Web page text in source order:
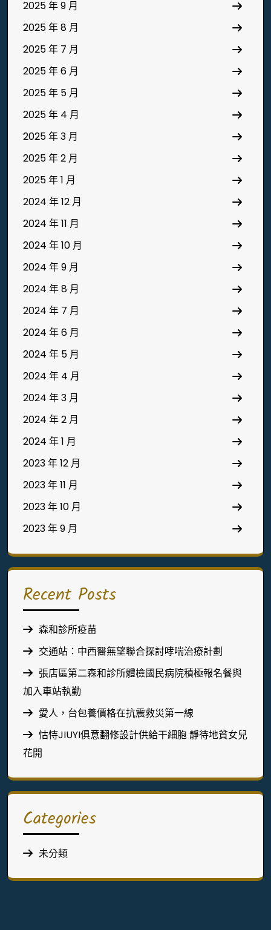
2025 年 9 月
2025 年 8 月
2025 年 7 月
2025 年 6 月
2025 年 5 月
2025 年 4 月
2025 年 3 月
2025 年 2 月
2025 年 1 月
2024 年 12 月
2024 年 11 月
2024 年 10 月
2024 年 9 月
2024 年 8 月
2024 年 7 月
2024 年 6 月
2024 年 5 月
2024 年 4 月
2024 年 3 月
2024 年 2 月
2024 年 1 月
2023 年 12 月
2023 年 11 月
2023 年 10 月
2023 年 9 月
Recent Posts
森和診所疫苗
交通站：中西醫無望聯合探討哮喘治療計劃
張店區第二森和診所體檢國民病院積極報名餐與
加入車站執勤
愛人，台包養價格在抗震救災第一線
怙恃JIUYI俱意翻修設計供給干細胞 靜待地貧女兒
花開
Categories
未分類